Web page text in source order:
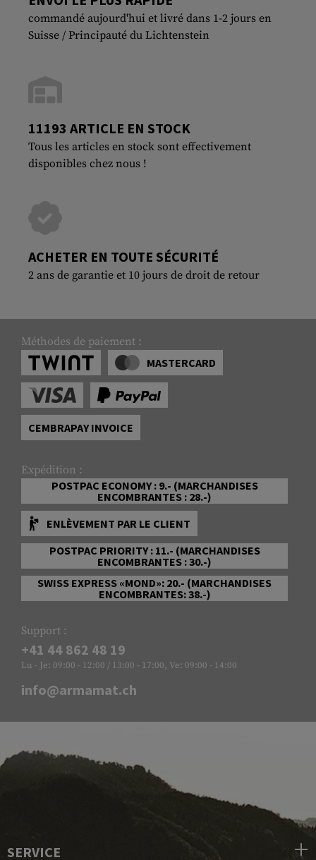
commandé aujourd'hui et livré dans 1-2 jours en
Suisse / Principauté du Lichtenstein
11193 ARTICLE EN STOCK
Tous les articles en stock sont effectivement
disponibles chez nous !
ACHETER EN TOUTE SÉCURITÉ
2 ans de garantie et 10 jours de droit de retour
Méthodes de paiement :
MASTERCARD
CEMBRAPAY INVOICE
Expédition :
POSTPAC ECONOMY : 9.- (MARCHANDISES
ENCOMBRANTES : 28.-)
ENLÈVEMENT PAR LE CLIENT
POSTPAC PRIORITY : 11.- (MARCHANDISES
ENCOMBRANTES : 30.-)
SWISS EXPRESS «MOND»: 20.- (MARCHANDISES
ENCOMBRANTES: 38.-)
Support :
+41 44 862 48 19
Lu - Je: 09:00 - 12:00 / 13:00 - 17:00, Ve: 09:00 - 14:00
info@armamat.ch
SERVICE